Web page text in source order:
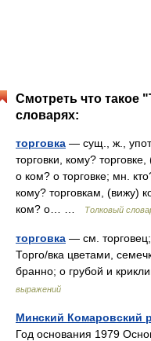
Смотреть что такое
словарях:
торговка — сущ., ж.,
торговки, кому? торговке,
о ком? о торговке; мн.
кому? торговкам, (вижу)
ком? о… …
Толковый
торговка — см. торговец;
Торго/вка цветами,
бранно; о грубой и
выражений
Минский Комаровский
Год основания 1979